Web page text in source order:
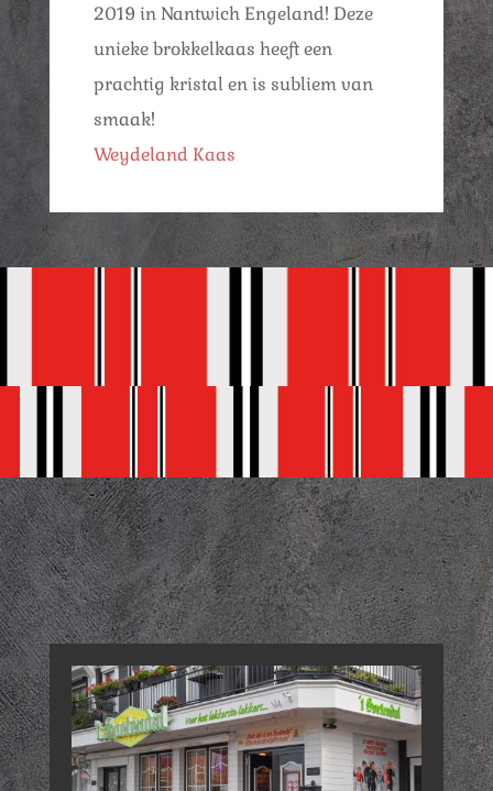
2019 in Nantwich Engeland! Deze
unieke brokkelkaas heeft een
prachtig kristal en is subliem van
smaak!
Weydeland Kaas